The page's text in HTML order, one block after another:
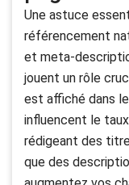
Une astuce
référencement
et meta-
jouent un rôle
est affiché dans
influencent le
rédigeant des
que des